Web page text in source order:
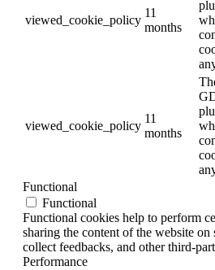
viewed_cookie_policy
11
months
viewed_cookie_policy
11
months
Functional
Functional
Functional cookies help to perform
sharing the content of the website on
collect feedbacks, and other third-
Performance